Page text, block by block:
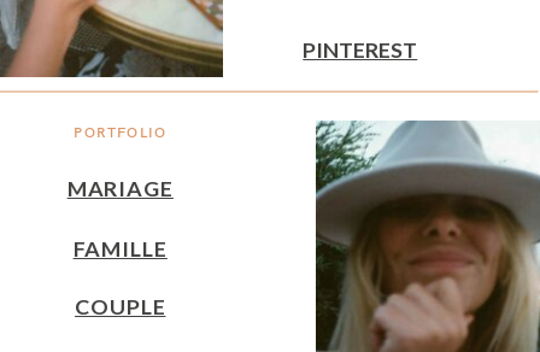
PORTFOLIO
MARIAGE
FAMILLE
PINTEREST
COUPLE